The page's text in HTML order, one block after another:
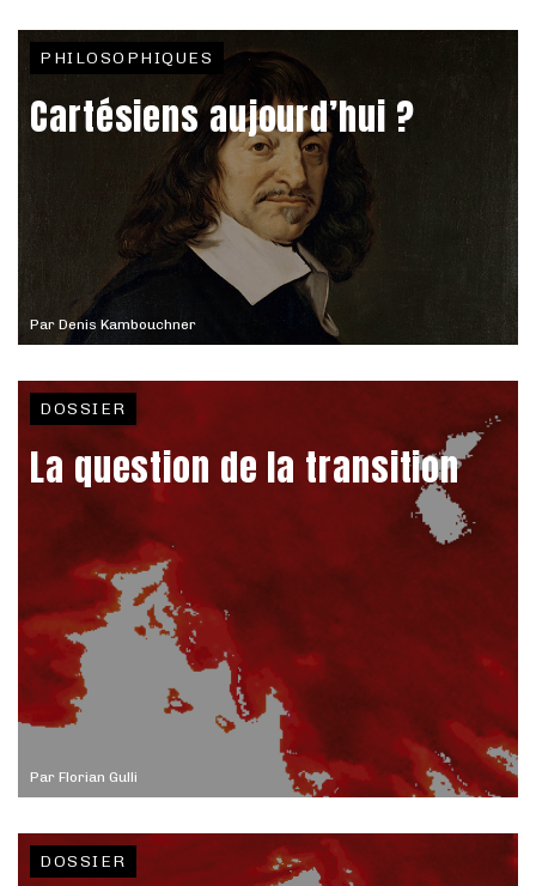
Par Denis Kambouchner
PHILOSOPHIQUES
Cartésiens aujourd’hui ?
Par Florian Gulli
DOSSIER
La question de la transition
DOSSIER